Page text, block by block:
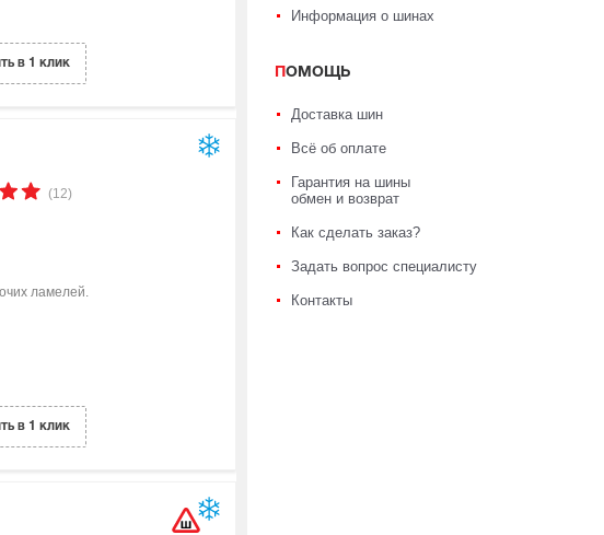
в 1 клик
(12)
ламелей.
в 1 клик
Информация о шинах
ПОМОЩЬ
Доставка шин
Всё об оплате
Гарантия на шины
обмен и возврат
Как сделать заказ?
Задать вопрос специалисту
Контакты